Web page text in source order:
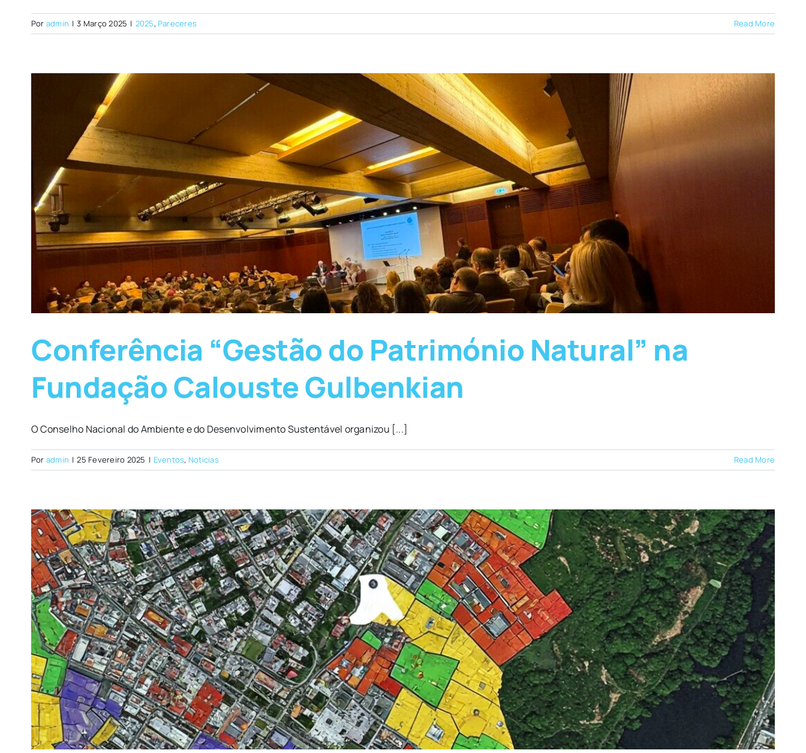
Por admin | 3 Março 2025 | 2025, Pareceres Read More
Conferência “Gestão do Património Natural” na
Fundação Calouste Gulbenkian
O Conselho Nacional do Ambiente e do Desenvolvimento Sustentável organizou [...]
Por admin | 25 Fevereiro 2025 | Eventos, Noticias Read More